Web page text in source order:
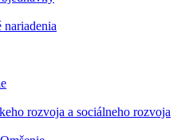
nariadenia
rozvoja a sociálneho rozvoja